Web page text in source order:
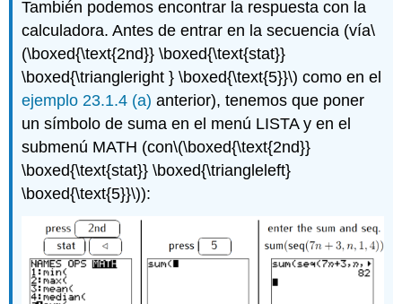
También podemos encontrar la respuesta con la
calculadora. Antes de entrar en la secuencia (vía\
(\boxed{\text{2nd}} \boxed{\text{stat}}
\boxed{\triangleright } \boxed{\text{5}}\) como en el
ejemplo 23.1.4 (a) anterior), tenemos que poner
un símbolo de suma en el menú LISTA y en el
submenú MATH (con\(\boxed{\text{2nd}}
\boxed{\text{stat}} \boxed{\triangleleft}
\boxed{\text{5}}\)):